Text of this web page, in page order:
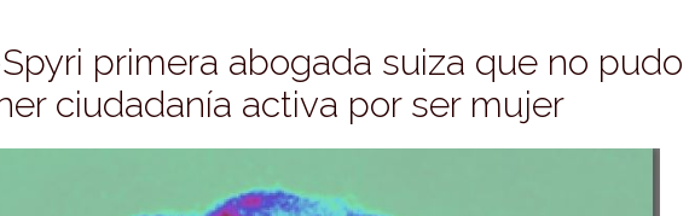
primera abogada suiza que no pudo
ciudadanía activa por ser mujer